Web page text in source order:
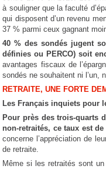
à souligner que la faculté
qui disposent d’un revenu
37 % parmi ceux gagnant
40 % des sondés jugent
définies ou PERCO) soit
avantages fiscaux de
sondés ne souhaitent ni l’un,
RETRAITE, UNE FORTE
Les Français inquiets pour
Pour près des trois-quarts
non-retraités, ce taux est de
concerne l’appréciation de
de retraite.
Même si les retraités sont